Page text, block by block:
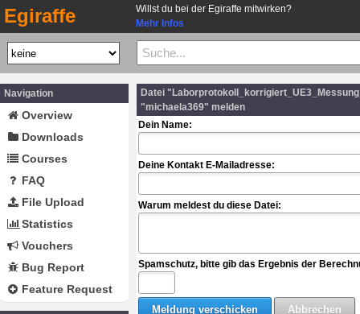
Egiraffe
Willst du bei der Egiraffe mitwirken?
Mehr Infos
Navigation
Overview
Downloads
Courses
FAQ
File Upload
Statistics
Vouchers
Bug Report
Feature Request
Datei
"michaela369" melden
Dein Name:
Deine Kontakt E-Mailadresse:
Warum meldest du diese Datei:
Spamschutz, bitte gib das Ergebnis der